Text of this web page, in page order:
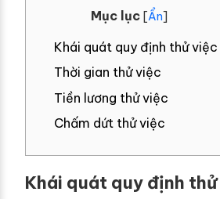
Mục lục [Ẩn]
Khái quát quy định thử việc
Thời gian thử việc
Tiền lương thử việc
Chấm dứt thử việc
Khái quát quy định